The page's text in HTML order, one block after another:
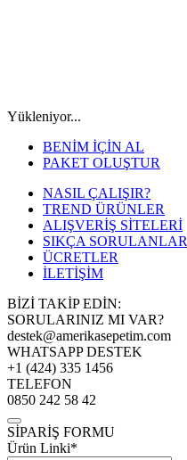
Yükleniyor...
BENİM İÇİN AL
PAKET OLUŞTUR
NASIL ÇALIŞIR?
TREND ÜRÜNLER
ALIŞVERİŞ SİTELERİ
SIKÇA SORULANLAR
ÜCRETLER
İLETİŞİM
BİZİ TAKİP EDİN:
SORULARINIZ MI VAR?
destek@amerikasepetim.com
WHATSAPP DESTEK
+1 (424) 335 1456
TELEFON
0850 242 58 42
SİPARİŞ FORMU
Ürün Linki*